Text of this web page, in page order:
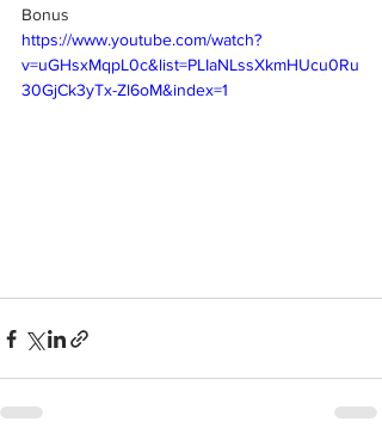
Bonus
https://www.youtube.com/watch?
v=uGHsxMqpL0c&list=PLIaNLssXkmHUcu0Ru
30GjCk3yTx-Zl6oM&index=1